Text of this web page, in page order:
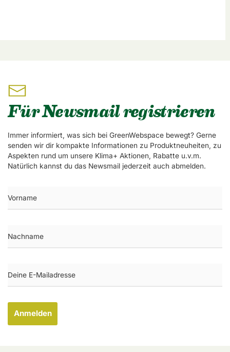
Für Newsmail registrieren
Immer informiert, was sich bei GreenWebspace bewegt? Gerne
senden wir dir kompakte Informationen zu Produktneuheiten, zu
Aspekten rund um unsere Klima+ Aktionen, Rabatte u.v.m.
Natürlich kannst du das Newsmail jederzeit auch abmelden.
Anmelden